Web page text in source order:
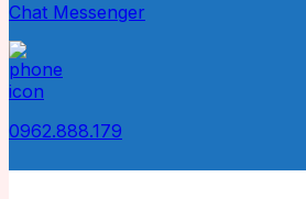
Chat Messenger
0962.888.179